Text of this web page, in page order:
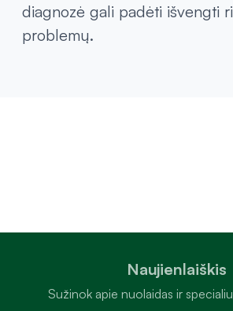
diagnozė gali padėti išvengti
problemų.
Naujienlaiškis
Sužinok apie nuolaidas ir